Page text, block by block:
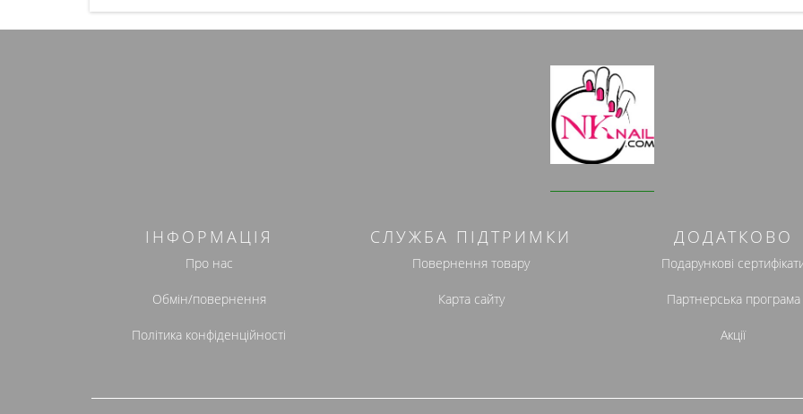
ІНФОРМАЦІЯ
Про нас
Обмін/повернення
Політика конфіденційності
СЛУЖБА ПІДТРИМКИ
Повернення товару
Карта сайту
ДОДАТКОВО
Подарункові
Партнерська програма
Акції